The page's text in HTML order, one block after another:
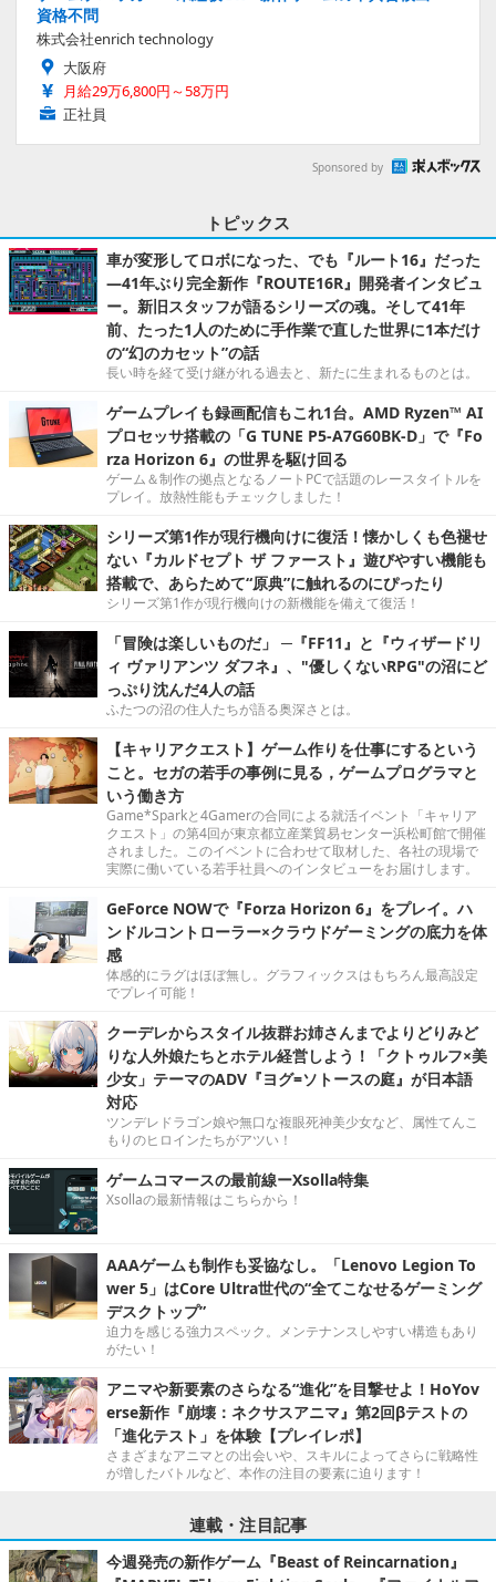
資格不問
株式会社enrich technology
大阪府
月給29万6,800円～58万円
正社員
Sponsored by
トピックス
車が変形してロボになった、でも『ルート16』だった
―41年ぶり完全新作『ROUTE16R』開発者インタビュ
ー。新旧スタッフが語るシリーズの魂。そして41年
前、たった1人のために手作業で直した世界に1本だけ
の“幻のカセット”の話
長い時を経て受け継がれる過去と、新たに生まれるものとは。
ゲームプレイも録画配信もこれ1台。AMD Ryzen™ AI
プロセッサ搭載の「G TUNE P5-A7G60BK-D」で『Fo
rza Horizon 6』の世界を駆け回る
ゲーム＆制作の拠点となるノートPCで話題のレースタイトルを
プレイ。放熱性能もチェックしました！
シリーズ第1作が現行機向けに復活！懐かしくも色褪せ
ない『カルドセプト ザ ファースト』遊びやすい機能も
搭載で、あらためて“原典”に触れるのにぴったり
シリーズ第1作が現行機向けの新機能を備えて復活！
「冒険は楽しいものだ」 ─『FF11』と『ウィザードリ
ィ ヴァリアンツ ダフネ』、"優しくないRPG"の沼にど
っぷり沈んだ4人の話
ふたつの沼の住人たちが語る奥深さとは。
【キャリアクエスト】ゲーム作りを仕事にするという
こと。セガの若手の事例に見る，ゲームプログラマと
いう働き方
Game*Sparkと4Gamerの合同による就活イベント「キャリア
クエスト」の第4回が東京都立産業貿易センター浜松町館で開催
されました。このイベントに合わせて取材した、各社の現場で
実際に働いている若手社員へのインタビューをお届けします。
GeForce NOWで『Forza Horizon 6』をプレイ。ハ
ンドルコントローラー×クラウドゲーミングの底力を体
感
体感的にラグはほぼ無し。グラフィックスはもちろん最高設定
でプレイ可能！
クーデレからスタイル抜群お姉さんまでよりどりみど
りな人外娘たちとホテル経営しよう！「クトゥルフ×美
少女」テーマのADV『ヨグ=ソトースの庭』が日本語
対応
ツンデレドラゴン娘や無口な複眼死神美少女など、属性てんこ
もりのヒロインたちがアツい！
ゲームコマースの最前線ーXsolla特集
Xsollaの最新情報はこちらから！
AAAゲームも制作も妥協なし。「Lenovo Legion To
wer 5」はCore Ultra世代の“全てこなせるゲーミング
デスクトップ”
迫力を感じる強力スペック。メンテナンスしやすい構造もあり
がたい！
アニマや新要素のさらなる“進化”を目撃せよ！HoYov
erse新作『崩壊：ネクサスアニマ』第2回βテストの
「進化テスト」を体験【プレイレポ】
さまざまなアニマとの出会いや、スキルによってさらに戦略性
が増したバトルなど、本作の注目の要素に迫ります！
連載・注目記事
今週発売の新作ゲーム『Beast of Reincarnation』